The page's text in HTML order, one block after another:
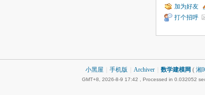
加为好友
打个招呼
小黑屋 手机版 Archiver 数学建模网 ( 湘
GMT+8, 2026-8-9 17:42 , Processed in 0.032052